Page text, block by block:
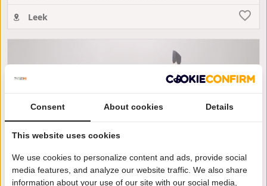
Leek
Consent About cookies Details
This website uses cookies
We use cookies to personalize content and ads, provide social
media features, and analyze our website traffic. We also share
information about your use of our site with our social media,